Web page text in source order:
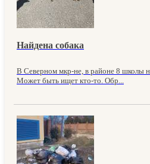
Найдена собака
В Северном мкр-не, в районе 8 школы
Может быть ищет кто-то. Обр...